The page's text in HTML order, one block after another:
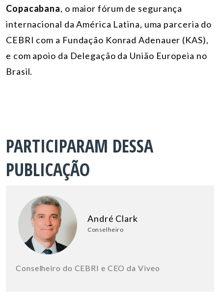
Copacabana, o maior fórum de segurança
internacional da América Latina, uma parceria do
CEBRI com a Fundação Konrad Adenauer (KAS),
e com apoio da Delegação da União Europeia no
Brasil.
PARTICIPARAM DESSA
PUBLICAÇÃO
André Clark
Conselheiro
Conselheiro do CEBRI e CEO da Viveo